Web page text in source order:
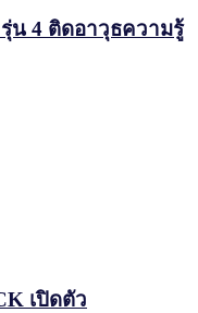
รุ่น 4 ติดอาวุธความรู้
เปิดตัว